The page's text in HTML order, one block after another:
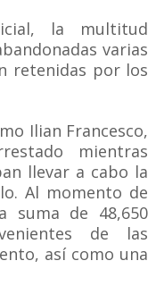
la multitud
varias
retenidas por los
Ilian Francesco,
mientras
llevar a cabo la
Al momento de
suma de 48,650
de las
así como una